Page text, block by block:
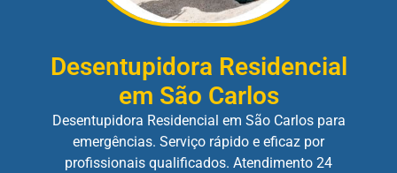
Desentupidora Residencial
em São Carlos
Desentupidora Residencial em São Carlos para
emergências. Serviço rápido e eficaz por
profissionais qualificados. Atendimento 24